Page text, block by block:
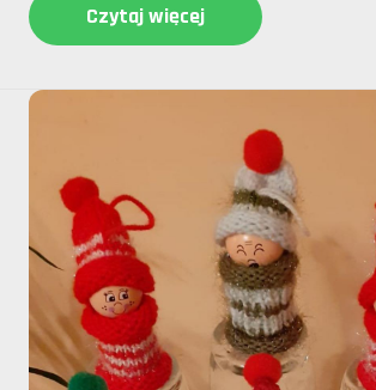
Czytaj więcej